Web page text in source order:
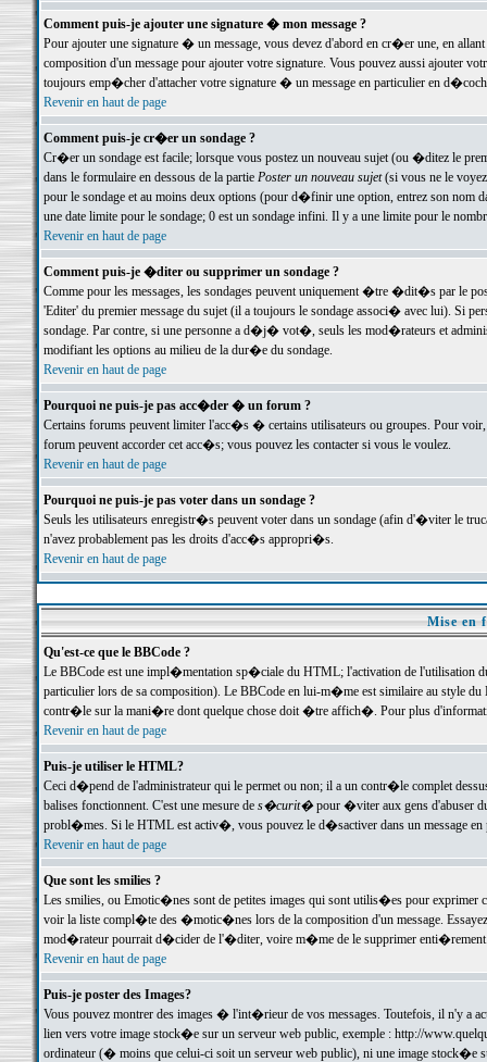
Comment puis-je ajouter une signature � mon message ?
Pour ajouter une signature � un message, vous devez d'abord en cr�er une, en
composition d'un message pour ajouter votre signature. Vous pouvez aussi ajouter
toujours emp�cher d'attacher votre signature � un message en particulier en
Revenir en haut de page
Comment puis-je cr�er un sondage ?
Cr�er un sondage est facile; lorsque vous postez un nouveau sujet (ou �ditez le
dans le formulaire en dessous de la partie Poster un nouveau sujet(si vous ne le voyez
pour le sondage et au moins deux options (pour d�finir une option, entrez son nom
une date limite pour le sondage; 0 est un sondage infini. Il y a une limite pour le
Revenir en haut de page
Comment puis-je �diter ou supprimer un sondage ?
Comme pour les messages, les sondages peuvent uniquement �tre �dit�s par le
'Editer' du premier message du sujet (il a toujours le sondage associ� avec lui). Si
sondage. Par contre, si une personne a d�j� vot�, seuls les mod�rateurs et
modifiant les options au milieu de la dur�e du sondage.
Revenir en haut de page
Pourquoi ne puis-je pas acc�der � un forum ?
Certains forums peuvent limiter l'acc�s � certains utilisateurs ou groupes. Pour
forum peuvent accorder cet acc�s; vous pouvez les contacter si vous le voulez.
Revenir en haut de page
Pourquoi ne puis-je pas voter dans un sondage ?
Seuls les utilisateurs enregistr�s peuvent voter dans un sondage (afin d'�viter le
n'avez probablement pas les droits d'acc�s appropri�s.
Revenir en haut de page
Mise en
Qu'est-ce que le BBCode ?
Le BBCode est une impl�mentation sp�ciale du HTML; l'activation de l'utilisation
particulier lors de sa composition). Le BBCode en lui-m�me est similaire au style
contr�le sur la mani�re dont quelque chose doit �tre affich�. Pour plus
Revenir en haut de page
Puis-je utiliser le HTML?
Ceci d�pend de l'administrateur qui le permet ou non; il a un contr�le complet
balises fonctionnent. C'est une mesure de s�curit�pour �viter aux gens d'abuser
probl�mes. Si le HTML est activ�, vous pouvez le d�sactiver dans un message en
Revenir en haut de page
Que sont les smilies ?
Les smilies, ou Emotic�nes sont de petites images qui sont utilis�es pour exprimer
voir la liste compl�te des �motic�nes lors de la composition d'un message.
mod�rateur pourrait d�cider de l'�diter, voire m�me de le supprimer
Revenir en haut de page
Puis-je poster des Images?
Vous pouvez montrer des images � l'int�rieur de vos messages. Toutefois, il n'y a
lien vers votre image stock�e sur un serveur web public, exemple : http://
ordinateur (� moins que celui-ci soit un serveur web public), ni une image stock�e